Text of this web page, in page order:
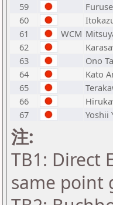
59
60
61
WCM
62
63
Ono
64
Kato
65
66
67
Yoshii
注:
TB1: Direct
same point